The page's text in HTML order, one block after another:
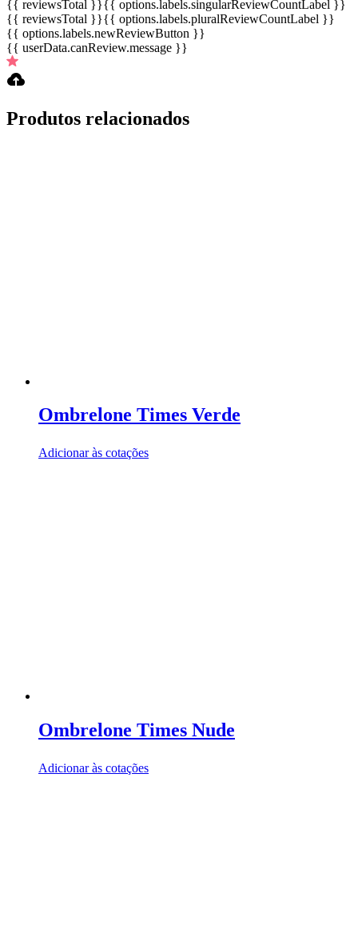
{{ reviewsTotal }}{{ options.labels.singularReviewCountLabel }}
{{ reviewsTotal }}{{ options.labels.pluralReviewCountLabel }}
{{ options.labels.newReviewButton }}
{{ userData.canReview.message }}
Produtos relacionados
Ombrelone Times Verde
Adicionar às cotações
Ombrelone Times Nude
Adicionar às cotações